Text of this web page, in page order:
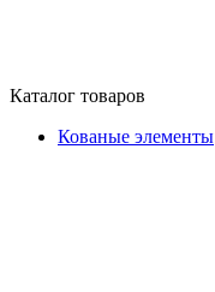
Каталог товаров
Кованые элементы